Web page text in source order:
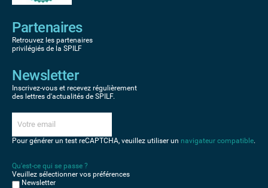
Partenaires
Retrouvez les partenaires
privilégiés de la SPILF
Newsletter
Inscrivez-vous et recevez régulièrement
des lettres d'actualités de SPILF.
Pour générer un test reCAPTCHA, veuillez utiliser un navigateur compatible.
Qu'est-ce qui se passe ?
Veuillez sélectionner vos préférences
Newsletter